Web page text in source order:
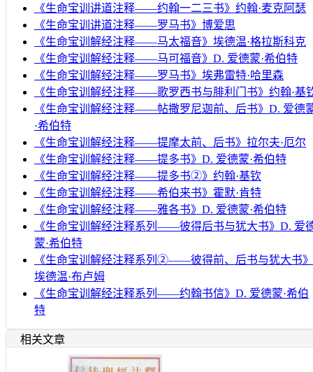
《生命宝训讲道注释——约翰一二三书》约翰·麦克阿瑟
《生命宝训讲道注释——罗马书》博爱思
《生命宝训解经注释——马太福音》埃德温·格拉斯科克
《生命宝训解经注释——马可福音》D. 爱德蒙·希伯特
《生命宝训解经注释——罗马书》埃弗雷特·哈里森
《生命宝训解经注释——歌罗西书与腓利门书》约翰·基
《生命宝训解经注释——帖撒罗尼迦前、后书》D. 爱德
·希伯特
《生命宝训解经注释——提摩太前、后书》拉尔夫·厄尔
《生命宝训解经注释——提多书》D. 爱德蒙·希伯特
《生命宝训解经注释——提多书②》约翰·基钦
《生命宝训解经注释——希伯来书》霍默·肯特
《生命宝训解经注释——雅各书》D. 爱德蒙·希伯特
《生命宝训解经注释系列——彼得后书与犹大书》D. 爱
蒙·希伯特
《生命宝训解经注释系列②——彼得前、后书与犹大书》
埃德温·布卢姆
《生命宝训解经注释系列——约翰书信》D. 爱德蒙·希伯
特
相关文章